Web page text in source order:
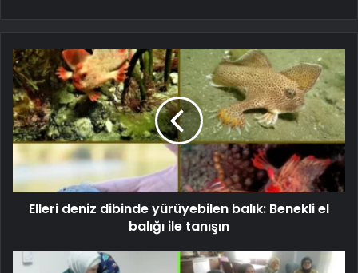
Elleri deniz dibinde yürüyebilen balık: Benekli el
balığı ile tanışın